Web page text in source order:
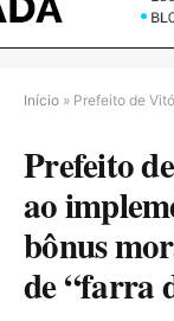
Início » Prefeito de Vitória gera
Prefeito
ao
bônus
de “farra